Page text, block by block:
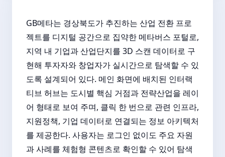
GB메타는 경상북도가 추진하는 산업 전환 프로
젝트를 디지털 공간으로 집약한 메타버스 포털로,
지역 내 기업과 산업단지를 3D 스캔 데이터로 구
현해 투자자와 창업자가 실시간으로 탐색할 수 있
도록 설계되어 있다. 메인 화면에 배치된 인터랙
티브 허브는 도시별 핵심 거점과 전략산업을 레이
어 형태로 보여 주며, 클릭 한 번으로 관련 인프라,
지원정책, 기업 데이터로 연결되는 정보 아키텍처
를 제공한다. 사용자는 로그인 없이도 주요 자원
과 사례를 체험형 콘텐츠로 확인할 수 있어 탐색